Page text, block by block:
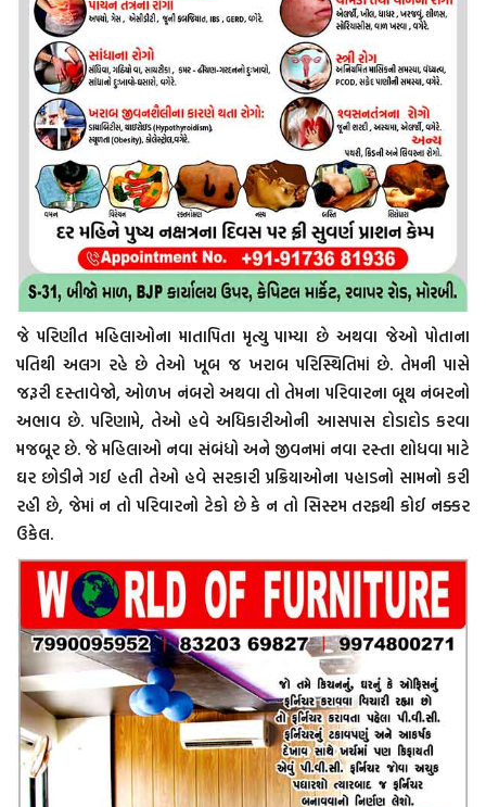
જે પરિણીત મહિલાઓના માતાપિતા મૃત્યુ પામ્યા છે અથવા જેઓ પોતાના
પતિથી અલગ રહે છે તેઓ ખૂબ જ ખરાબ પરિસ્થિતિમાં છે. તેમની પાસે
જરૂરી દસ્તાવેજો, ઓળખ નંબરો અથવા તો તેમના પરિવારના બૂથ નંબરનો
અભાવ છે. પરિણામે, તેઓ હવે અધિકારીઓની આસપાસ દોડાદોડ કરવા
મજબૂર છે. જે મહિલાઓ નવા સંબંધો અને જીવનમાં નવા રસ્તા શોધવા માટે
ઘર છોડીને ગઈ હતી તેઓ હવે સરકારી પ્રક્રિયાઓના પહાડનો સામનો કરી
રહી છે, જેમાં ન તો પરિવારનો ટેકો છે કે ન તો સિસ્ટમ તરફથી કોઈ નક્કર
ઉકેલ.